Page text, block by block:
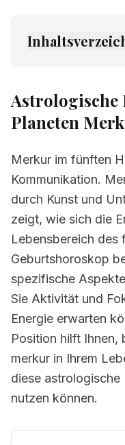
2. Verwandte
Astrologische
Planeten
Merkur im fünften
Kommunikation.
durch Kunst und
zeigt, wie sich die
Lebensbereich des
Geburtshoroskop
spezifische
Sie Aktivität und
Energie erwarten
Position hilft Ihnen,
merkur in Ihrem
diese astrologische
nutzen können.